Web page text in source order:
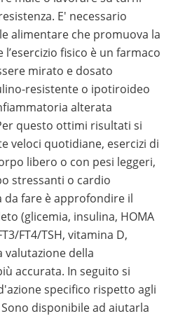
E' necessario
alimentare che promuova la
fisico è un farmaco
mirato e dosato
resistente o ipotiroideo
alterata
questo ottimi risultati si
veloci quotidiane, esercizi di
libero o con pesi leggeri,
stressanti o cardio
da fare è approfondire il
(glicemia, insulina, HOMA
FT4/TSH, vitamina D,
della
accurata. In seguito si
specifico rispetto agli
disponibile ad aiutarla